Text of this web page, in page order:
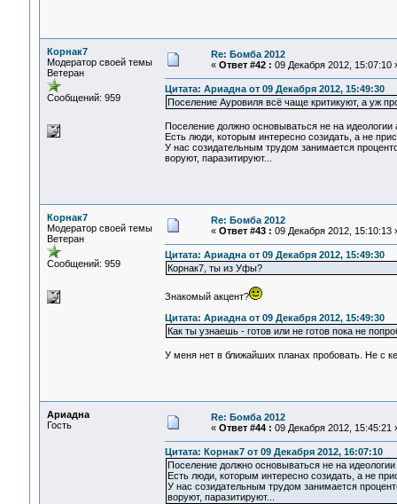
Корнак7
Модератор своей темы
Ветеран
Сообщений: 959
Re: Бомба 2012
« Ответ #42 : 09 Декабря 2012, 15:07:10
Цитата: Ариадна от 09 Декабря 2012, 15:49:30
Поселение Ауровиля всё чаще критикуют, а уж
Поселение должно основываться не на
Есть люди, которым интересно созидать, а не
У нас созидательным трудом занимается
воруют, паразитируют...
Корнак7
Модератор своей темы
Ветеран
Сообщений: 959
Re: Бомба 2012
« Ответ #43 : 09 Декабря 2012, 15:10:13
Цитата: Ариадна от 09 Декабря 2012, 15:49:30
Корнак7, ты из Уфы?
Знакомый акцент?
Цитата: Ариадна от 09 Декабря 2012, 15:49:30
Как ты узнаешь - готов или не готов пока не
У меня нет в ближайших планах пробовать. Не с
Ариадна
Гость
Re: Бомба 2012
« Ответ #44 : 09 Декабря 2012, 15:45:21
Цитата: Корнак7 от 09 Декабря 2012, 16:07:10
Поселение должно основываться не на
Есть люди, которым интересно созидать, а не
У нас созидательным трудом занимается
воруют, паразитируют...